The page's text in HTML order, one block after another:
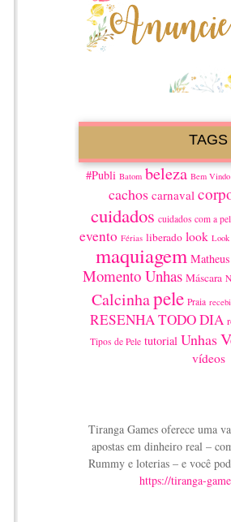
TAGS
#Publi Batom beleza Bem Vindo
cachos carnaval
cuidados cuidados com a
evento Férias liberado look
maquiagem
Momento Unhas Máscara
Calcinhapele Praia
RESENHA TODO DIA
Tipos de Pele tutorial Unhas
vídeos
Tiranga Games oferece uma
apostas em dinheiro real –
Rummy e loterias – e você
https://tiranga-